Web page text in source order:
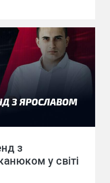
з
у світі